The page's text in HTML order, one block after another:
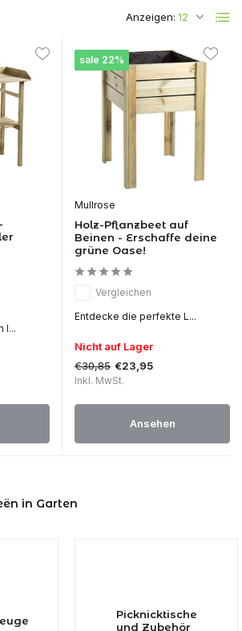
Anzeigen:
l...
sale 22%
Mullrose
Holz-Pflanzbeet auf
Beinen - Erschaffe deine
grüne Oase!
Vergleichen
Entdecke die perfekte L...
Nicht auf Lager
€30,85 €23,95
Inkl. MwSt.
Ansehen
in Garten
Picknicktische
und Zubehör